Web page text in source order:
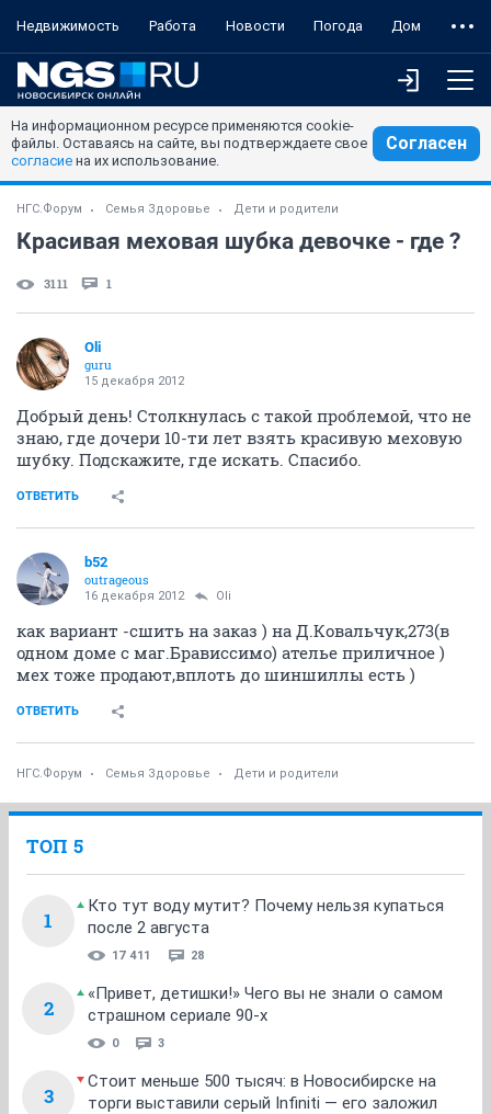
Недвижимость Работа Новости Погода Дом
На информационном ресурсе применяются cookie-
файлы. Оставаясь на сайте, вы подтверждаете свое
согласие на их использование.
Согласен
НГС.Форум Семья Здоровье Дети и родители
Красивая меховая шубка девочке - где ?
3111 1
Oli
guru
15 декабря 2012
Добрый день! Столкнулась с такой проблемой, что не
знаю, где дочери 10-ти лет взять красивую меховую
шубку. Подскажите, где искать. Спасибо.
ОТВЕТИТЬ
b52
outrageous
16 декабря 2012 Oli
как вариант -сшить на заказ ) на Д.Ковальчук,273(в
одном доме с маг.Брависсимо) ателье приличное )
мех тоже продают,вплоть до шиншиллы есть )
ОТВЕТИТЬ
НГС.Форум Семья Здоровье Дети и родители
ТОП 5
1
Кто тут воду мутит? Почему нельзя купаться
после 2 августа
17 411 28
2
«Привет, детишки!» Чего вы не знали о самом
страшном сериале 90-х
0 3
3
Стоит меньше 500 тысяч: в Новосибирске на
торги выставили серый Infiniti — его заложил